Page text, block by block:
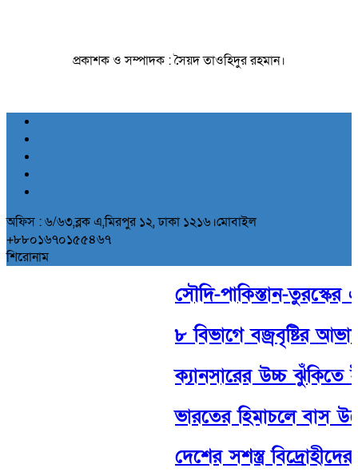
প্রকাশক ও সম্পাদক : সৈয়দ তাওহিদুর রহমান।
অফিস : ৬/৬৩,ব্লক এ,মিরপুর ১২, ঢাকা ১২১৬।মোবাইল
+৮৮০১৬৭০১৫৫৪৬৭
শিরোনাম
সৌদি-পাকিস্তান-তুরস্কের
৮ বিভাগে বজ্রবৃষ্টির আভাস,
ক্যানসারের উচ্চ ঝুঁকিতে
ভারতের হিমাচলে বাস
দেশের সশস্ত্র বিদ্রোহীদের